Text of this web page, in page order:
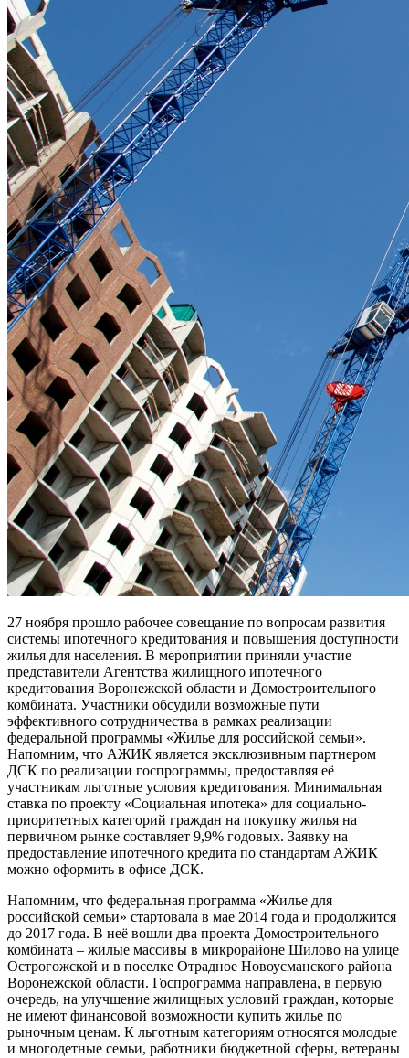
27 ноября прошло рабочее совещание по вопросам развития
системы ипотечного кредитования и повышения доступности
жилья для населения. В мероприятии приняли участие
представители Агентства жилищного ипотечного
кредитования Воронежской области и Домостроительного
комбината. Участники обсудили возможные пути
эффективного сотрудничества в рамках реализации
федеральной программы «Жилье для российской семьи».
Напомним, что АЖИК является эксклюзивным партнером
ДСК по реализации госпрограммы, предоставляя её
участникам льготные условия кредитования. Минимальная
ставка по проекту «Социальная ипотека» для социально-
приоритетных категорий граждан на покупку жилья на
первичном рынке составляет 9,9% годовых. Заявку на
предоставление ипотечного кредита по стандартам АЖИК
можно оформить в офисе ДСК.
Напомним, что федеральная программа «Жилье для
российской семьи» стартовала в мае 2014 года и продолжится
до 2017 года. В неё вошли два проекта Домостроительного
комбината – жилые массивы в микрорайоне Шилово на улице
Острогожской и в поселке Отрадное Новоусманского района
Воронежской области. Госпрограмма направлена, в первую
очередь, на улучшение жилищных условий граждан, которые
не имеют финансовой возможности купить жилье по
рыночным ценам. К льготным категориям относятся молодые
и многодетные семьи, работники бюджетной сферы, ветераны